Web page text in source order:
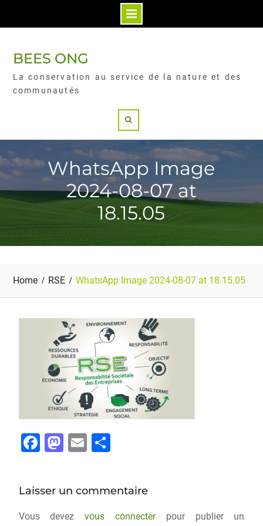
BEES ONG
La conservation au service de la nature et des
communautés
WhatsApp Image
2024-08-07 at
18.15.05
Home RSE WhatsApp Image 2024-08-07 at 18.15.05
F
e
b
M
o
d
E
l
P
g
er
Laisser un commentaire
Vous devezvous connecterpour publier un